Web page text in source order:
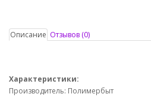
Описание Отзывов (0)
Характеристики:
Производитель: Полимербыт